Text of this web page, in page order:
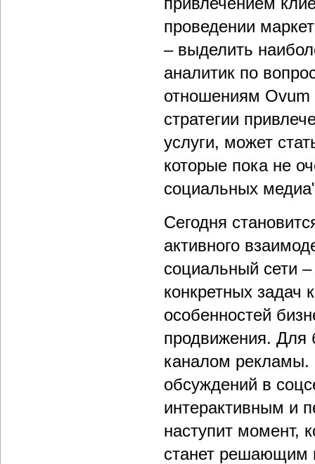
проведении
– выделить
аналитик по
отношениям Ovum
стратегии
услуги, может
которые пока не
социальных
Сегодня
активного
социальный сети
конкретных задач
особенностей
продвижения. Для
каналом
обсуждений в
интерактивным и
наступит момент,
станет решающим